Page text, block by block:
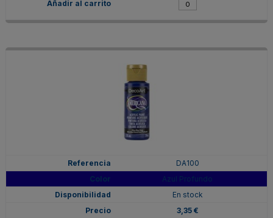
DA100
Azul Profundo
En stock
3,35 €